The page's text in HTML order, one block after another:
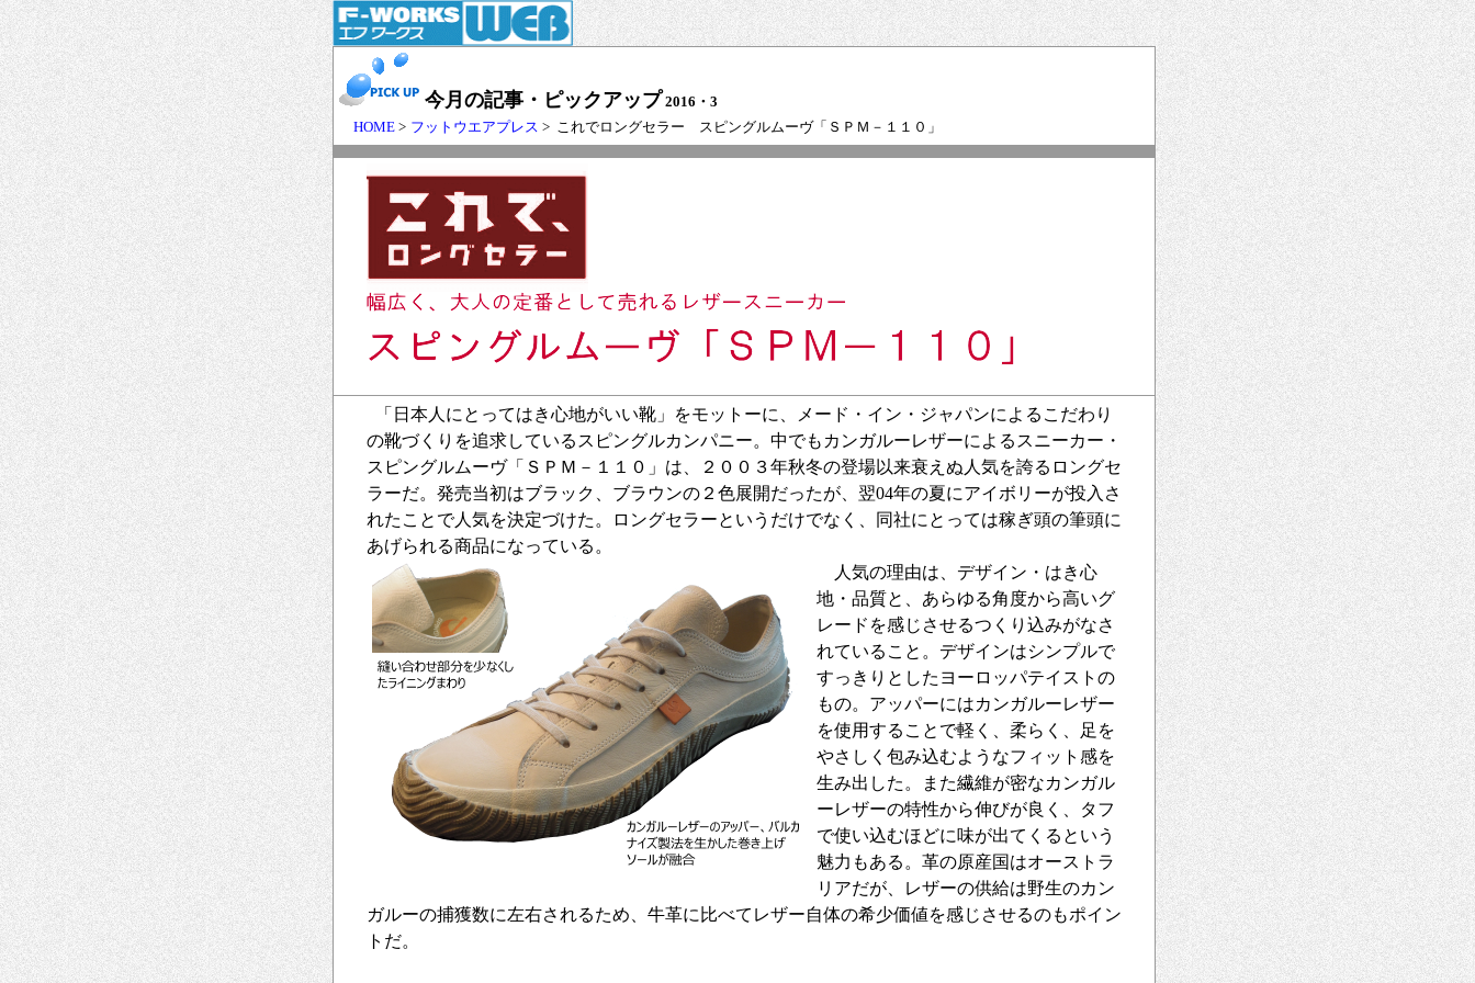
今月の記事・ピックアップ 2016・3
HOME > フットウエアプレス > これでロングセラー スピングルムーヴ「ＳＰＭ－１１０」
「日本人にとってはき心地がいい靴」をモットーに、メード・イン・ジャパンによるこだわり
の靴づくりを追求しているスピングルカンパニー。中でもカンガルーレザーによるスニーカー・
スピングルムーヴ「ＳＰＭ－１１０」は、２００３年秋冬の登場以来衰えぬ人気を誇るロングセ
ラーだ。発売当初はブラック、ブラウンの２色展開だったが、翌04年の夏にアイボリーが投入さ
れたことで人気を決定づけた。ロングセラーというだけでなく、同社にとっては稼ぎ頭の筆頭に
あげられる商品になっている。
人気の理由は、デザイン・はき心
地・品質と、あらゆる角度から高いグ
レードを感じさせるつくり込みがなさ
れていること。デザインはシンプルで
すっきりとしたヨーロッパテイストの
もの。アッパーにはカンガルーレザー
を使用することで軽く、柔らく、足を
やさしく包み込むようなフィット感を
生み出した。また繊維が密なカンガル
ーレザーの特性から伸びが良く、タフ
で使い込むほどに味が出てくるという
魅力もある。革の原産国はオーストラ
リアだが、レザーの供給は野生のカン
ガルーの捕獲数に左右されるため、牛革に比べてレザー自体の希少価値を感じさせるのもポイン
トだ。